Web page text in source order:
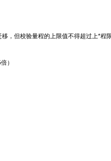
，但校验量程的上限值不得超过上*程
）